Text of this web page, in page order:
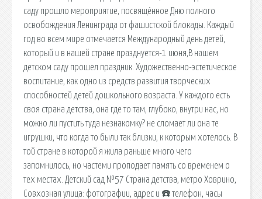
саду прошло мероприятие, посвящённое Дню полного
освобождения Ленинграда от фашистской блокады. Каждый
год во всем мире отмечается Международный день детей,
который и в нашей стране празднуется-1 июня,В нашем
детском саду прошел праздник. Художественно-эстетическое
воспитание, как одно из средств развития творческих
способностей детей дошкольного возраста. У каждого есть
своя страна детства, она где то там, глубоко, внутри нас, но
можно ли пустить туда незнакомку? не сломает ли она те
игрушки, что когда то были так близки, к которым хотелось. В
той стране в которой я жила раньше много чего
запомнилось, но частеми проподает память со временем о
тех местах. Детский сад №57 Страна детства, метро Ховрино,
Совхозная улица: фотографии, адрес и ☎️ телефон, часы